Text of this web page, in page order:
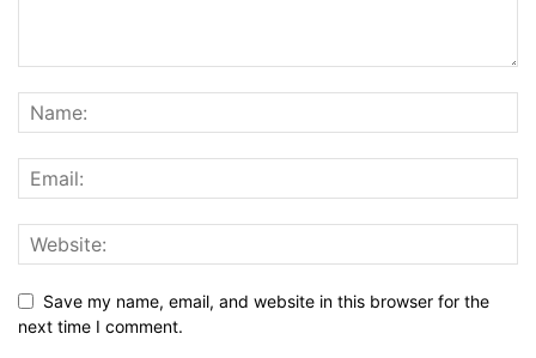
Save my name, email, and website in this browser for the
next time I comment.